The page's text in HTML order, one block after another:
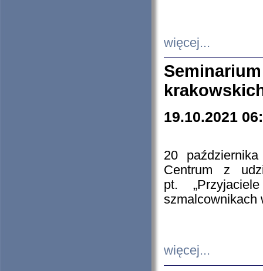
więcej...
19.10.2021
20
Centrum z
pt.
szmalcownikach
więcej...